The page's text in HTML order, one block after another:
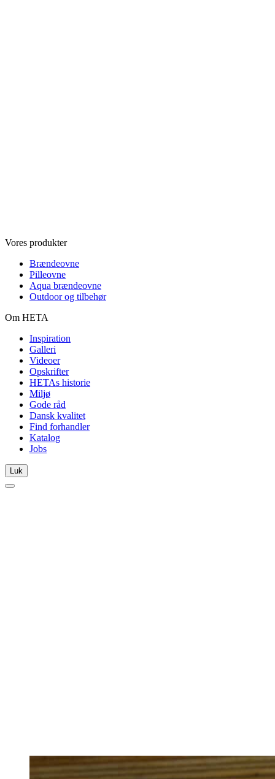
Vores produkter
Brændeovne
Pilleovne
Aqua brændeovne
Outdoor og tilbehør
Om HETA
Inspiration
Galleri
Videoer
Opskrifter
HETAs historie
Miljø
Gode råd
Dansk kvalitet
Find forhandler
Katalog
Jobs
Luk